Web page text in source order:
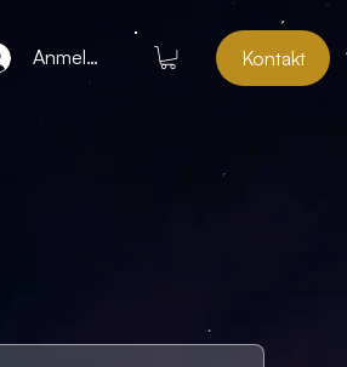
Anmelden Kontakt